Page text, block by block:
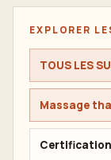
EXPLORER
TOUS LES
Massage